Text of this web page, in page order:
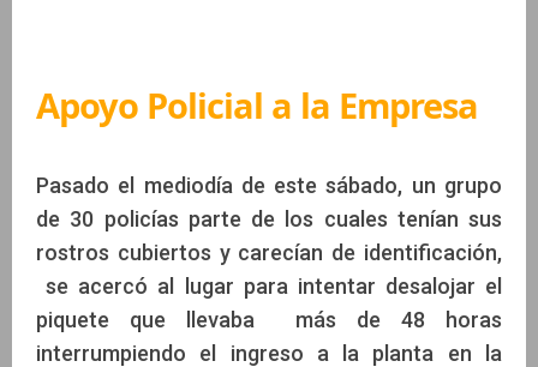
Apoyo Policial a la Empresa
Pasado el mediodía de este sábado, un grupo
de 30 policías parte de los cuales tenían sus
rostros cubiertos y carecían de identificación,
se acercó al lugar para intentar desalojar el
piquete que llevaba más de 48 horas
interrumpiendo el ingreso a la planta en la